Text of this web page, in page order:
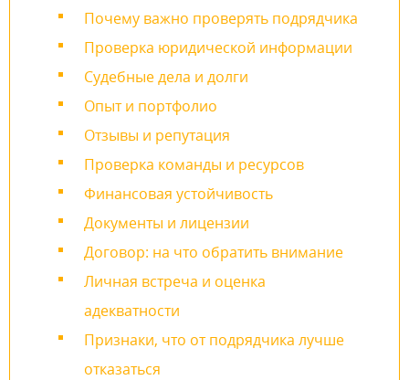
Почему важно проверять подрядчика
Проверка юридической информации
Судебные дела и долги
Опыт и портфолио
Отзывы и репутация
Проверка команды и ресурсов
Финансовая устойчивость
Документы и лицензии
Договор: на что обратить внимание
Личная встреча и оценка
адекватности
Признаки, что от подрядчика лучше
отказаться